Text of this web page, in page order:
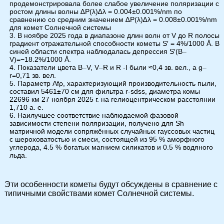
продемонстрировала более слабое увеличение поляризации с
ростом длины волны ∆P(λ)∆λ = 0.004±0.001%/nm по
сравнению со средним значением ∆P(λ)∆λ = 0.008±0.001%/nm
для комет Солнечной системы
В ноябре 2025 года в диапазоне длин волн от V до R полосы
градиент отражательной способности кометы S′ = 4%/1000 Å. В
синей области спектра наблюдалась депрессия S′(B–
V)=−18.2%/1000 Å.
Показатели цвета B–V, V–R и R -I были ≈0,4 зв. вел., а g–
r=0,71 зв. вел.
Параметр Afρ, характеризующий производительность пыли,
составил 5461±70 см для фильтра r-sdss, диаметра комы
22696 км 27 ноября 2025 г. на гелиоцентрическом расстоянии
1,710 а. е.
Наилучшее соответствие наблюдаемой фазовой
зависимости степени поляризации, получено для Sh
матричной модели сопряжённых случайных гауссовых частиц
с шероховатостью и смеси, состоящей из 95 % аморфного
углерода, 4.5 % богатых магнием силикатов и 0.5 % водяного
льда.
Эти особенности кометы будут обсуждены в сравнение с
типичными свойствами комет Солнечной системы.